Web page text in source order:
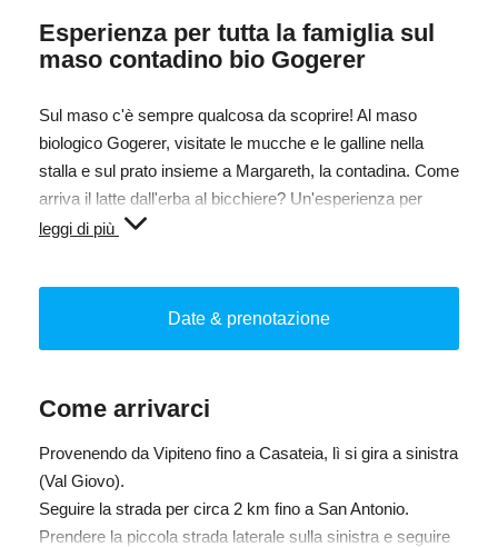
Esperienza per tutta la famiglia sul
maso contadino bio Gogerer
Sul maso c'è sempre qualcosa da scoprire! Al maso
biologico Gogerer, visitate le mucche e le galline nella
stalla e sul prato insieme a Margareth, la contadina. Come
arriva il latte dall'erba al bicchiere? Un'esperienza per
grandi e piccoli. Potrete stare con gli animali, accarezzarli
leggi di più
Date & prenotazione
Come arrivarci
Provenendo da Vipiteno fino a Casateia, lì si gira a sinistra
(Val Giovo).
Seguire la strada per circa 2 km fino a San Antonio.
Prendere la piccola strada laterale sulla sinistra e seguire